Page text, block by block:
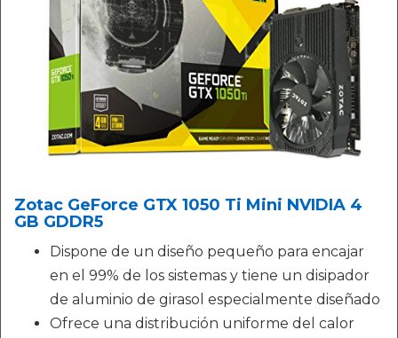
Zotac GeForce GTX 1050 Ti Mini NVIDIA 4
GB GDDR5
Dispone de un diseño pequeño para encajar
en el 99% de los sistemas y tiene un disipador
de aluminio de girasol especialmente diseñado
Ofrece una distribución uniforme del calor